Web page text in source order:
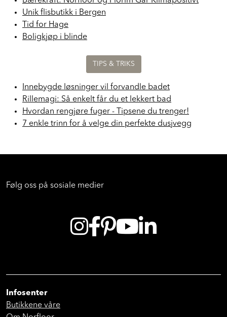
Unik flisbutikk i Bergen
Tid for Hage
Boligkjøp i blinde
TIPS & TRIKS
Innebygde løsninger vil forvandle badet
Rillemagi: Så enkelt får du et lekkert bad
Hvordan rengjøre fuger - Tipsene du trenger!
7 enkle trinn for å velge din perfekte dusjvegg
Følg oss på sosiale medier
Infosenter
Butikkene våre